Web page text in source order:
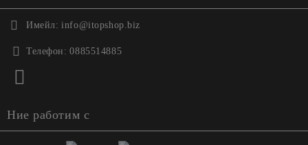
Имейл: info@itopshop.biz
Телефон: 0885514885
Ние работим с